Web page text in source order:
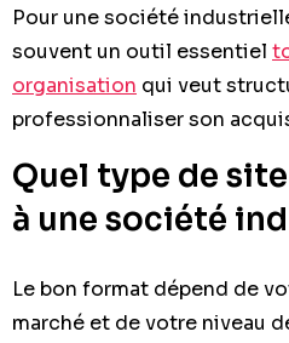
Pour une société
souvent un outil essentiel
organisation qui veut
professionnaliser son
Quel type de
à une société
Le bon format dépend de
marché et de votre niveau